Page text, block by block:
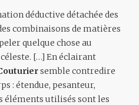
déductive détachée des
combinaisons de matières
quelque chose au
[…] En éclairant
semble contredire
: étendue, pesanteur,
éléments utilisés sont les